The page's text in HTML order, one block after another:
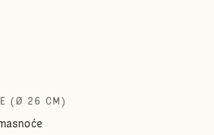
(Ø 26 CM)